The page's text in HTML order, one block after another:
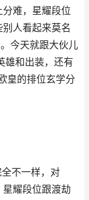
难，星耀段位
人看起来莫名
今天就跟大伙儿
雄和出装，还有
皇的排位玄学分
不一样，对
耀段位跟渡劫